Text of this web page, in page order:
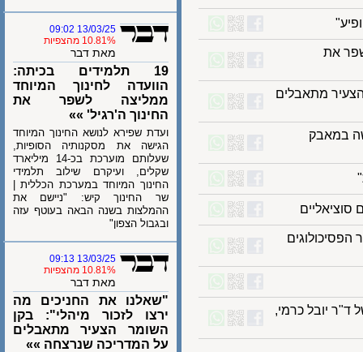
את
מתאבלים
במאבק
יובל כרמי,
13/03/25 09:02
10.81% מהצפיות
מאת דבר
19 תלמידים בכיתה:
הוועדה לחינוך המיוחד
ממליצה לשפר את
החינוך ה'רגיל' »»
ועדת שפירא לנושא החינוך המיוחד
הגישה את מסקנותיה הסופיות,
שעלותם מוערכת בכ-14 מיליארד
שקלים, ועיקרם שילוב תלמידי
החינוך המיוחד במערכת הכללית |
שר החינוך קיש: "ניישם את
ההמלצות בשנה הבאה בעוטף עזה
ובגבול הצפון"
13/03/25 09:13
10.81% מהצפיות
מאת דבר
"שאלנו את החניכים מה
ירצו לזכור מיהלי": בקן
השומר הצעיר מתאבלים
על המדריכה שנרצחה »»